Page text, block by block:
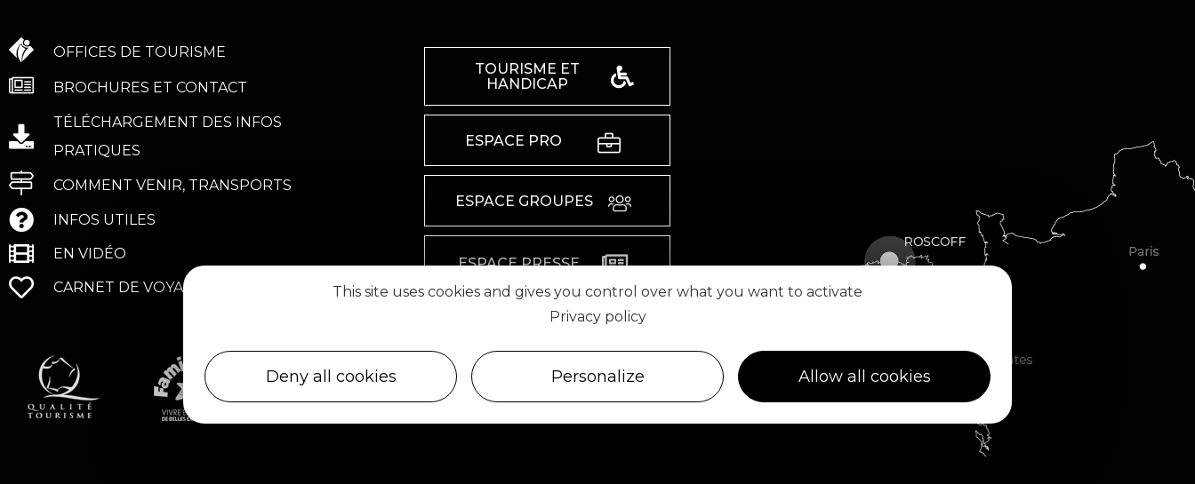
OFFICES DE TOURISME
BROCHURES ET CONTACT
TÉLÉCHARGEMENT DES INFOS
PRATIQUES
COMMENT VENIR, TRANSPORTS
INFOS UTILES
EN VIDÉO
CARNET DE VOYAGE
TOURISME ET
HANDICAP
ESPACE PRO
ESPACE GROUPES
ESPACE PRESSE
RETROUVEZ-NOUS SUR
This site uses cookies and gives you control over what you want to activate
Privacy policy
Allow all cookies
Personalize
Deny all cookies